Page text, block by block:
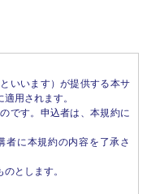
年月日、住所、電話番号、
号などの個人情報をお尋ね
どとの間でなされたユーザ
を,当社の提携先（情報提供
、｢提携先｣といいます。）
とおりです。
いいます）が提供する本サ
用されます。
です。申込者は、本規約に
者に本規約の内容を了承さ
とします。